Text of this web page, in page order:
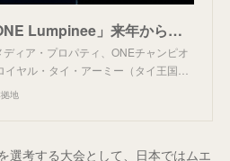
タイ王国軍と提携「ONE Lumpinee」来年からスタート！ 年間52大会、毎週ルンピニースタジアムで
ィア・プロパティ、ONEチャンピオ
ヤル・タイ・アーミー（タイ王国…
地
選考する大会として、日本ではムエ